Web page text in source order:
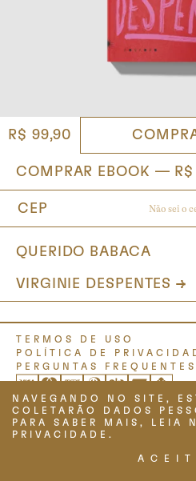
R$ 99,90
QUERIDO BABACA
VIRGINIE DESPENTES
NAVEGANDO NO SITE,
COLETARÃO DADOS
PARA SABER MAIS, LEIA
PRIVACIDADE.
TERMOS DE USO
POLÍTICA DE
PERGUNTAS FREQUENTES